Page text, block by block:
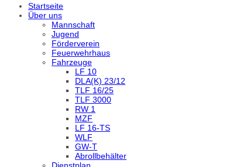
Startseite
Über uns
Mannschaft
Jugend
Förderverein
Feuerwehrhaus
Fahrzeuge
LF 10
DLA(K) 23/12
TLF 16/25
TLF 3000
RW 1
MZF
LF 16-TS
WLF
GW-T
Abrollbehälter
Dienstplan